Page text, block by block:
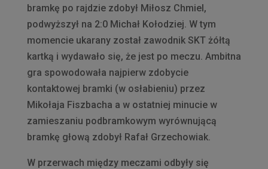
bramkę po rajdzie zdobył Miłosz Chmiel,
podwyższył na 2:0 Michał Kołodziej. W tym
momencie ukarany został zawodnik SKT żółtą
kartką i wydawało się, że jest po meczu. Ambitna
gra spowodowała najpierw zdobycie
kontaktowej bramki (w osłabieniu) przez
Mikołaja Fiszbacha a w ostatniej minucie w
zamieszaniu podbramkowym wyrównującą
bramkę głową zdobył Rafał Grzechowiak.
W przerwach między meczami odbyły się